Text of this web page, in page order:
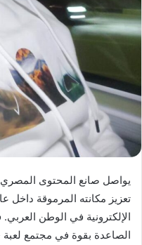
ا
يواصل صانع المحتوى
تعزيز مكانته المرموقة داخل
الإلكترونية في الوطن